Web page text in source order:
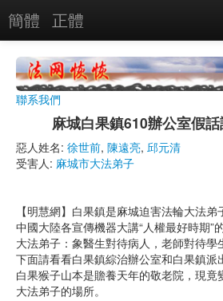
簡體 正體
惡報實例
惡人圖片
惡人單位
搜索
關於
聯系我們
麻城白果鎮610辦公室假
惡人姓名: 徐世前, 陳遠亮, 邱元清
受害人: 麻城市大法弟子
【明慧網】白果鎮是麻城迫害法輪大法
中國大陸各宣傳機器大講“人權最好時期”
大法弟子：象醫生對待病人，老師對待學
下面請看看白果鎮綜治辦公室和白果鎮派
白果猴子山本是贍養天年的敬老院，現
大法弟子的場所。